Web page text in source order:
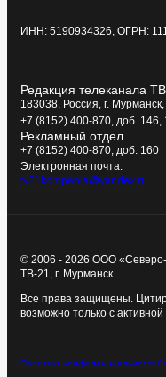
ИНН: 5190934326, ОГРН:
Редакция телеканала
183038, Россия, г.
+7 (8152) 400-870, доб. 146,
Рекламный отдел
+7 (8152) 400-870, доб. 160
Электронная почта:
tv21kompania@yandex.ru
© 2006 - 2026 ООО
ТВ-21, г. Мурманск
Все права защищены.
возможно только с
Политика конфиденциальности